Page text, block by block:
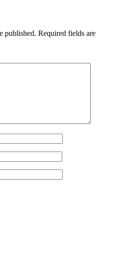
published. Required fields are